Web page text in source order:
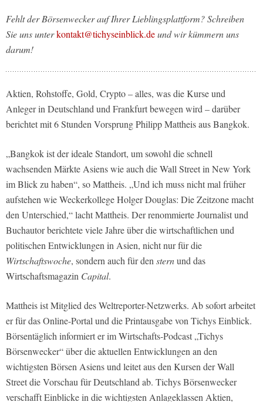
Fehlt der Börsenwecker auf Ihrer Lieblingsplattform? Schreiben
Sie uns unterkontakt@tichyseinblick.deund wir kümmern uns
darum!
Aktien, Rohstoffe, Gold, Crypto – alles, was die Kurse und
Anleger in Deutschland und Frankfurt bewegen wird – darüber
berichtet mit 6 Stunden Vorsprung Philipp Mattheis aus Bangkok.
„Bangkok ist der ideale Standort, um sowohl die schnell
wachsenden Märkte Asiens wie auch die Wall Street in New York
im Blick zu haben“, so Mattheis. „Und ich muss nicht mal früher
aufstehen wie Weckerkollege Holger Douglas: Die Zeitzone macht
den Unterschied,“ lacht Mattheis. Der renommierte Journalist und
Buchautor berichtete viele Jahre über die wirtschaftlichen und
politischen Entwicklungen in Asien, nicht nur für die
Wirtschaftswoche, sondern auch für den sternund das
Wirtschaftsmagazin Capital.
Mattheis ist Mitglied des Weltreporter-Netzwerks. Ab sofort arbeitet
er für das Online-Portal und die Printausgabe von Tichys Einblick.
Börsentäglich informiert er im Wirtschafts-Podcast „Tichys
Börsenwecker“ über die aktuellen Entwicklungen an den
wichtigsten Börsen Asiens und leitet aus den Kursen der Wall
Street die Vorschau für Deutschland ab. Tichys Börsenwecker
verschafft Einblicke in die wichtigsten Anlageklassen Aktien,